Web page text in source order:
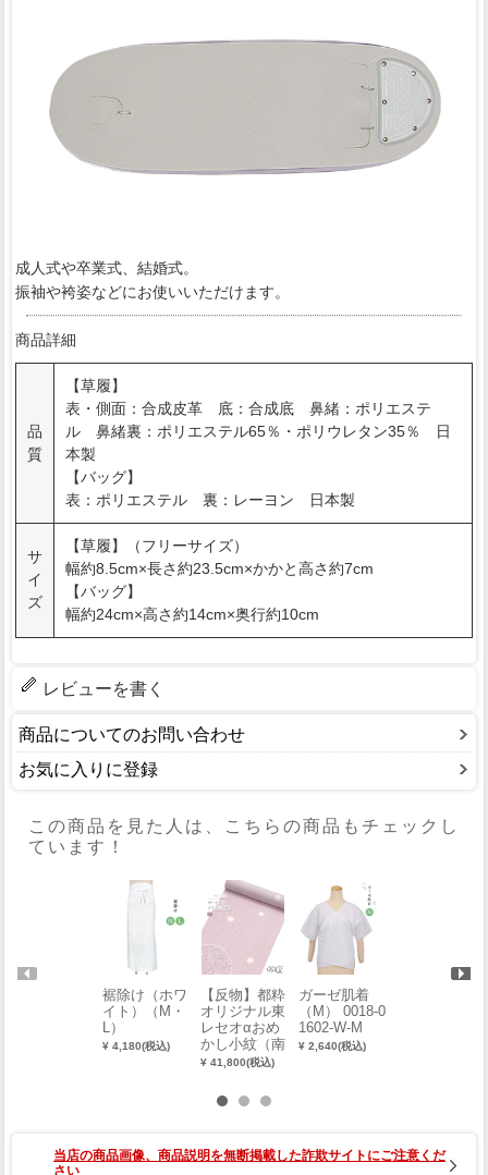
成人式や卒業式、結婚式。
振袖や袴姿などにお使いいただけます。
商品詳細
品
質
【草履】
表・側面：合成皮革 底：合成底 鼻緒：ポリエステ
ル 鼻緒裏：ポリエステル65％・ポリウレタン35％ 日
本製
【バッグ】
表：ポリエステル 裏：レーヨン 日本製
サ
イ
ズ
【草履】（フリーサイズ）
幅約8.5cm×長さ約23.5cm×かかと高さ約7cm
【バッグ】
幅約24cm×高さ約14cm×奥行約10cm
レビューを書く
商品についてのお問い合わせ
お気に入りに登録
この商品を見た人は、こちらの商品もチェックし
ています！
裾除け（ホワ
イト）（M・
L）
¥ 4,180(税込)
【反物】都粋
オリジナル東
レセオαおめ
かし小紋（南
天蛍ボカシ：
¥ 41,800(税込)
ガーゼ肌着
（M） 0018-0
1602-W-M
¥ 2,640(税込)
当店の商品画像、商品説明を無断掲載した詐欺サイトにご注意くだ
さい